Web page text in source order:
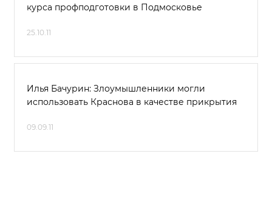
курса профподготовки в Подмосковье
25.10.11
Илья Бачурин: Злоумышленники могли
использовать Краснова в качестве прикрытия
09.09.11